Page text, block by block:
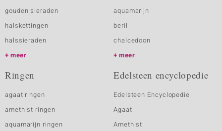
gouden sieraden
halskettingen
halssieraden
meer
aquamarijn
beril
chalcedoon
meer
Ringen
agaat ringen
amethist ringen
aquamarijn ringen
Edelsteen encyclopedie
Edelsteen Encyclopedie
Agaat
Amethist